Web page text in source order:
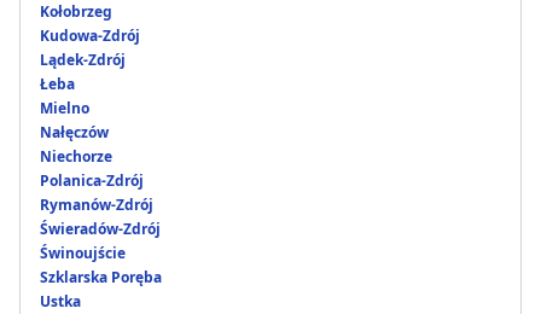
Kołobrzeg
Kudowa-Zdrój
Lądek-Zdrój
Łeba
Mielno
Nałęczów
Niechorze
Polanica-Zdrój
Rymanów-Zdrój
Świeradów-Zdrój
Świnoujście
Szklarska Poręba
Ustka